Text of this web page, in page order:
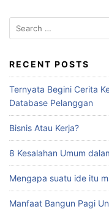
Search
for:
RECENT POSTS
Ternyata Begini Cerita
Database Pelanggan
Bisnis Atau Kerja?
8 Kesalahan Umum
Mengapa suatu ide itu
Manfaat Bangun Pagi